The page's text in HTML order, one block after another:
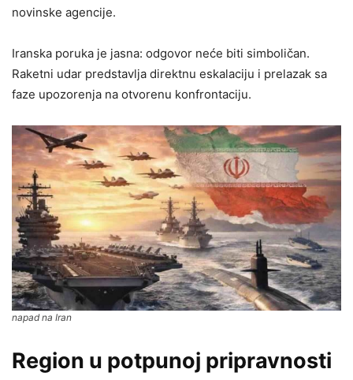
novinske agencije.
Iranska poruka je jasna: odgovor neće biti simboličan.
Raketni udar predstavlja direktnu eskalaciju i prelazak sa
faze upozorenja na otvorenu konfrontaciju.
napad na Iran
Region u potpunoj pripravnosti